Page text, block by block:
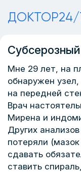
ДОКТОР24/
Мне 29 лет, на
обнаружен
на передней
Врач
Мирена и
Других
потеряли
сдавать
ставить